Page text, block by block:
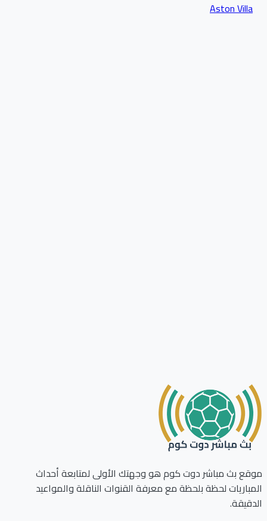
Aston Villa
بث مباشر دوت كوم هو وجهتك الأولى لمتابعة أحداث
لحظة بلحظة مع معرفة القنوات الناقلة والمواعيد